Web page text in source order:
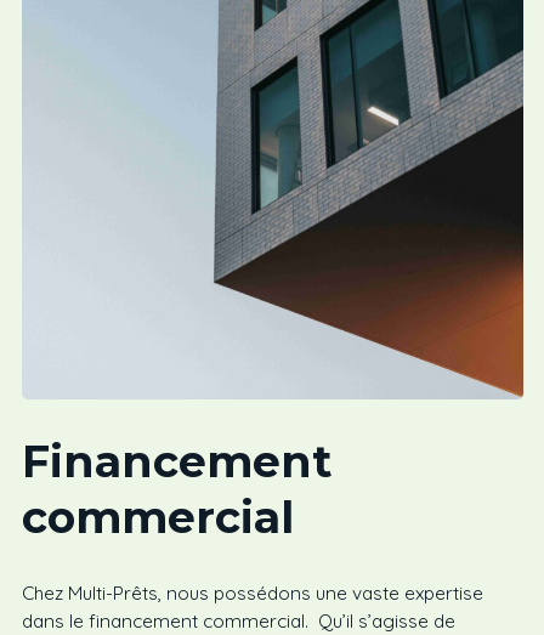
Financement
commercial
Chez Multi-Prêts, nous possédons une vaste expertise
dans le financement commercial. Qu’il s’agisse de